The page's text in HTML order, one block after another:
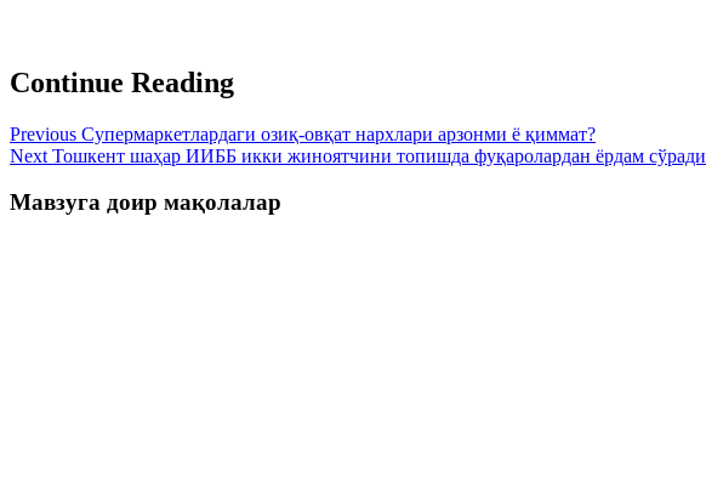
Continue Reading
Previous Супермаркетлардаги озиқ-овқат нархлари арзонми ё қиммат?
Next Тошкент шаҳар ИИББ икки жиноятчини топишда фуқаролардан ёрдам сўради
Мавзуга доир мақолалар